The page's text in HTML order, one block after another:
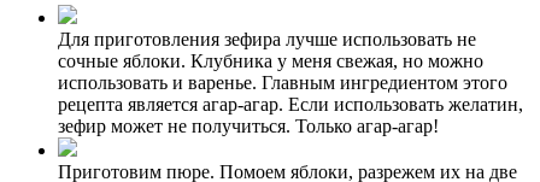
Для приготовления зефира лучше использовать не
сочные яблоки. Клубника у меня свежая, но можно
использовать и варенье. Главным ингредиентом этого
рецепта является агар-агар. Если использовать желатин,
зефир может не получиться. Только агар-агар!
Приготовим пюре. Помоем яблоки, разрежем их на две